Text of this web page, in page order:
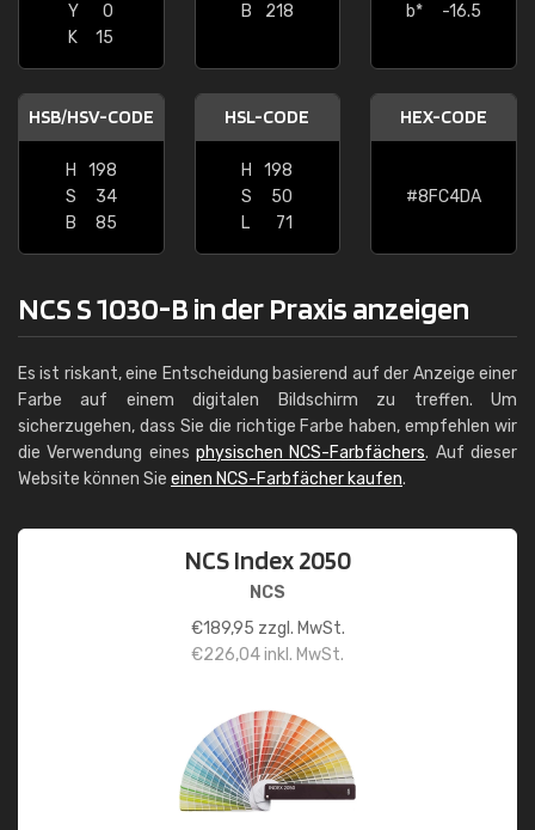
Y
0
K
15
B
218
b*
-16.5
HSB/HSV-CODE
H
198
S
34
B
85
HSL-CODE
H
198
S
50
L
71
HEX-CODE
#8FC4DA
NCS S 1030-B in der Praxis anzeigen
Es ist riskant, eine Entscheidung basierend auf der Anzeige einer
Farbe auf einem digitalen Bildschirm zu treffen. Um
sicherzugehen, dass Sie die richtige Farbe haben, empfehlen wir
die Verwendung eines physischen NCS-Farbfächers. Auf dieser
Website können Sie einen NCS-Farbfächer kaufen.
NCS Index 2050
NCS
€189,95 zzgl. MwSt.
€226,04inkl. MwSt.